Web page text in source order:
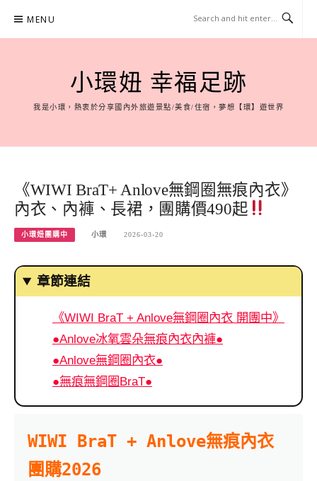
content
MENU
小環妞 幸福足跡
我是小環，熱衷於分享國內外旅遊景點/美食/住宿，夢想【環】遊世界
《WIWI BraT+ Anlove無鋼圈無痕內衣》
內衣、內褲、長裙，團購價490起
小環妞團購中 小環 2026-03-20
章節連結
《WIWI BraT + Anlove無鋼圈內衣 開團中》
●Anlove冰氧雲朵無痕內衣內褲●
●Anlove無鋼圈內衣●
●無痕無鋼圈BraT●
WIWI BraT + Anlove無痕內衣
團購2026